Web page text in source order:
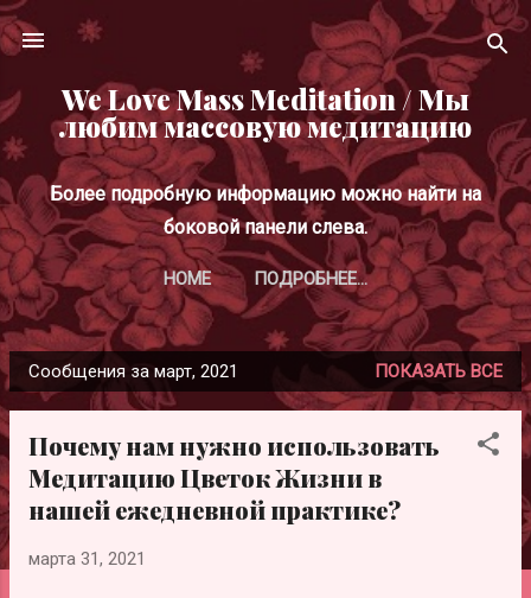
К основному контенту
We Love Mass Meditation / Мы
любим массовую медитацию
Более подробную информацию можно найти на
боковой панели слева.
HOME ПОДРОБНЕЕ…
С
о
щ
Сообщения за март, 2021 ПОКАЗАТЬ ВСЕ
Почему нам нужно использовать
Медитацию Цветок Жизни в
нашей ежедневной практике?
марта 31, 2021